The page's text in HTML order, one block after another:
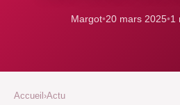
Margot•20 mars 2025•1
Accueil ›Actu